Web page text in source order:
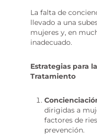
La falta de
llevado a una
mujeres y, en
inadecuado.
Estrategias para
Tratamiento
dirigidas a
factores de
prevención.